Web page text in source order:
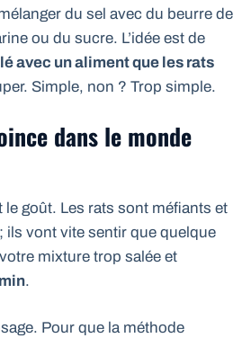
du sel avec du beurre de
ou du sucre. L’idée est de
avec un aliment que les rats
Simple, non ? Trop simple.
dans le monde
le goût. Les rats sont méfiants et
ils vont vite sentir que quelque
mixture trop salée et
.
Pour que la méthode